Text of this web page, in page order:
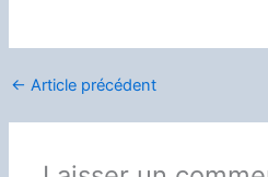
← Article précédent